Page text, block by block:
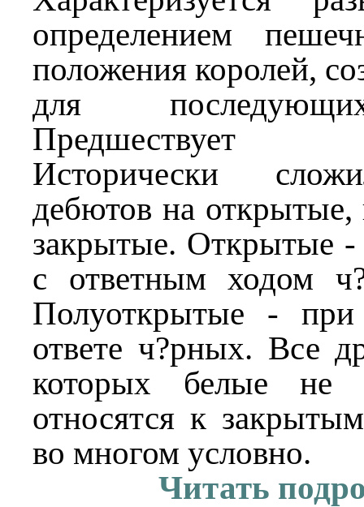
определением
положения королей,
для
Предшествует
Исторически
дебютов на
закрытые. Открытые -
с ответным ходом
Полуоткрытые -
ответе ч?рных. Все
которых белые
относятся к
во многом условно.
Читать